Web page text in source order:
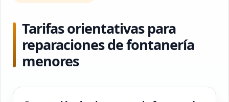
Tarifas orientativas para
reparaciones de fontanería
menores